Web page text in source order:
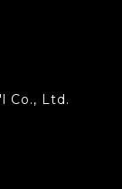
Co., Ltd.